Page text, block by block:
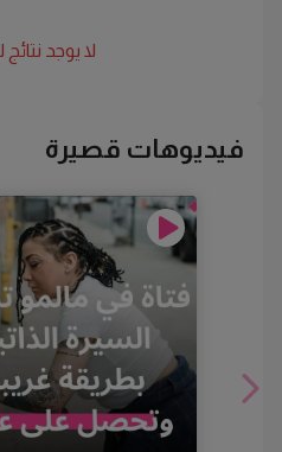
لا يوجد نتائج لـ
فيديوهات قصيرة